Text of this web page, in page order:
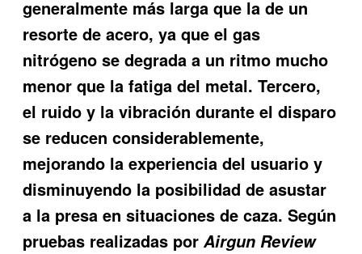
generalmente más larga que la de un
resorte de acero, ya que el gas
nitrógeno se degrada a un ritmo mucho
menor que la fatiga del metal. Tercero,
el ruido y la vibración durante el disparo
se reducen considerablemente,
mejorando la experiencia del usuario y
disminuyendo la posibilidad de asustar
a la presa en situaciones de caza. Según
pruebas realizadas porAirgun Review